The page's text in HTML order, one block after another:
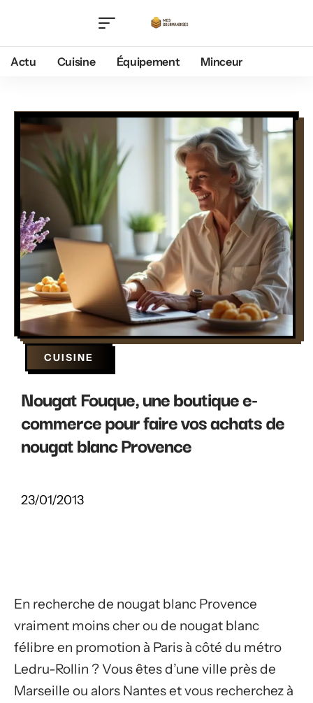
Actu Cuisine Équipement Minceur
CUISINE
Nougat Fouque, une boutique e-
commerce pour faire vos achats de
nougat blanc Provence
23/01/2013
En recherche de nougat blanc Provence
vraiment moins cher ou de nougat blanc
félibre en promotion à Paris à côté du métro
Ledru-Rollin ? Vous êtes d’une ville près de
Marseille ou alors Nantes et vous recherchez à